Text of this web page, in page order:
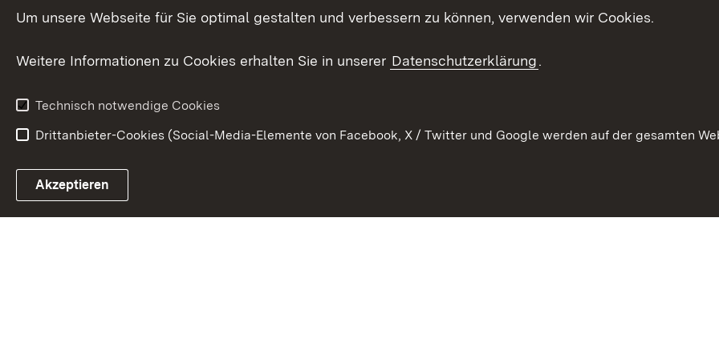
Internationales
Mediathek
Ausschreibungen
Link zum Landesportal
Um unsere Webseite für Sie optimal gestalten und verbessern zu können, verwenden wir Cookies.
Weitere Informationen zu Cookies erhalten Sie in unserer Datenschutzerklärung.
Technisch notwendige Cookies
Drittanbieter-Cookies (Social-Media-Elemente von Facebook, X / Twitter und Google werden auf der gesamten
Akzeptieren